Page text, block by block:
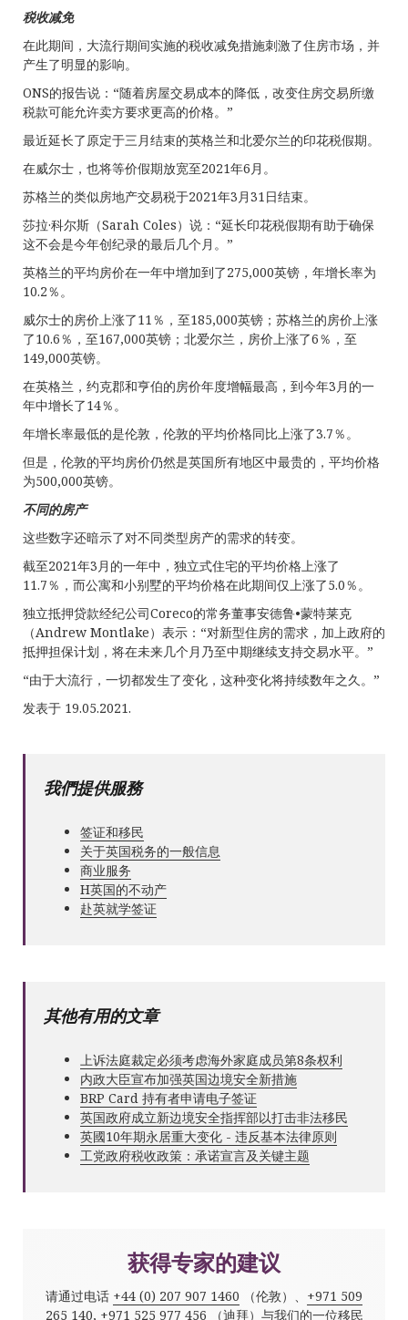
税收减免
在此期间，大流行期间实施的税收减免措施刺激了住房市场，并
产生了明显的影响。
ONS的报告说：“随着房屋交易成本的降低，改变住房交易所缴
税款可能允许卖方要求更高的价格。”
最近延长了原定于三月结束的英格兰和北爱尔兰的印花税假期。
在威尔士，也将等价假期放宽至2021年6月。
苏格兰的类似房地产交易税于2021年3月31日结束。
莎拉·科尔斯（Sarah Coles）说：“延长印花税假期有助于确保
这不会是今年创纪录的最后几个月。”
英格兰的平均房价在一年中增加到了275,000英镑，年增长率为
10.2％。
威尔士的房价上涨了11％，至185,000英镑；苏格兰的房价上涨
了10.6％，至167,000英镑；北爱尔兰，房价上涨了6％，至
149,000英镑。
在英格兰，约克郡和亨伯的房价年度增幅最高，到今年3月的一
年中增长了14％。
年增长率最低的是伦敦，伦敦的平均价格同比上涨了3.7％。
但是，伦敦的平均房价仍然是英国所有地区中最贵的，平均价格
为500,000英镑。
不同的房产
这些数字还暗示了对不同类型房产的需求的转变。
截至2021年3月的一年中，独立式住宅的平均价格上涨了
11.7％，而公寓和小别墅的平均价格在此期间仅上涨了5.0％。
独立抵押贷款经纪公司Coreco的常务董事安德鲁•蒙特莱克
（Andrew Montlake）表示：“对新型住房的需求，加上政府的
抵押担保计划，将在未来几个月乃至中期继续支持交易水平。”
“由于大流行，一切都发生了变化，这种变化将持续数年之久。”
发表于 19.05.2021.
我們提供服務
签证和移民
关于英国税务的一般信息
商业服务
Н英国的不动产
赴英就学签证
其他有用的文章
上诉法庭裁定必须考虑海外家庭成员第8条权利
内政大臣宣布加强英国边境安全新措施
BRP Card 持有者申请电子签证
英国政府成立新边境安全指挥部以打击非法移民
英國10年期永居重大变化 - 违反基本法律原则
工党政府税收政策：承诺宣言及关键主题
获得专家的建议
请通过电话 +44 (0) 207 907 1460 （伦敦）、 +971 509
265 140, +971 525 977 456 （迪拜）与我们的一位移民